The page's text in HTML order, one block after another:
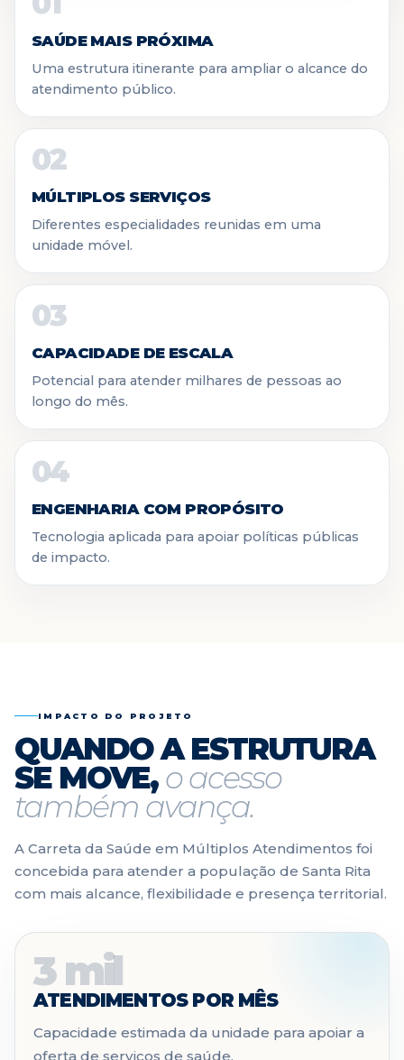
SAÚDE MAIS PRÓXIMA
Uma estrutura itinerante para ampliar o alcance do
atendimento público.
02
MÚLTIPLOS SERVIÇOS
Diferentes especialidades reunidas em uma
unidade móvel.
03
CAPACIDADE DE ESCALA
Potencial para atender milhares de pessoas ao
longo do mês.
04
ENGENHARIA COM PROPÓSITO
Tecnologia aplicada para apoiar políticas públicas
de impacto.
IMPACTO DO PROJETO
QUANDO A ESTRUTURA
SE MOVE,o acesso
também avança.
A Carreta da Saúde em Múltiplos Atendimentos foi
concebida para atender a população de Santa Rita
com mais alcance, flexibilidade e presença territorial.
3 mil
ATENDIMENTOS POR MÊS
Capacidade estimada da unidade para apoiar a
oferta de serviços de saúde.